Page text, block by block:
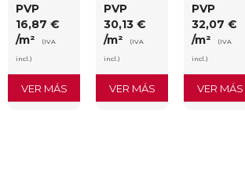
PVP
16,87 €
/m²
(IVA
incl.)
VER MÁS
PVP
30,13 €
/m²
(IVA
incl.)
VER MÁS
PVP
32,07 €
/m²
(IVA
incl.)
VER MÁS